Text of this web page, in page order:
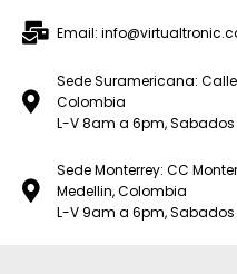
Email:
Sede Suramericana:
Colombia
L-V 8am a 6pm,
Sede Monterrey: CC
Medellin, Colombia
L-V 9am a 6pm,